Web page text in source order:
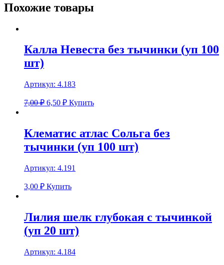
Похожие товары
Калла Невеста без тычинки (уп 100
шт)
Артикул: 4.183
7,00 ₽ 6,50 ₽ Купить
Клематис атлас Сольга без
тычинки (уп 100 шт)
Артикул: 4.191
3,00 ₽ Купить
Лилия шелк глубокая с тычинкой
(уп 20 шт)
Артикул: 4.184